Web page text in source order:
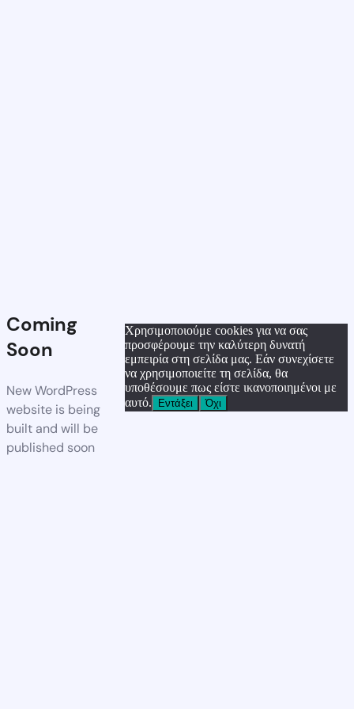
Coming
Soon
New WordPress
website is being
built and will be
published soon
Χρησιμοποιούμε cookies για να σας
προσφέρουμε την καλύτερη δυνατή
εμπειρία στη σελίδα μας. Εάν συνεχίσετε
να χρησιμοποιείτε τη σελίδα, θα
υποθέσουμε πως είστε ικανοποιημένοι με
αυτό.
Εντάξει Όχι